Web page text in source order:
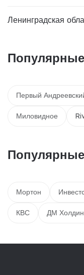
Ленинградская
Первый
Миловидное
Мортон
КВС ДМ